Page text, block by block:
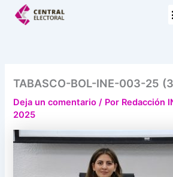
TABASCO-BOL-INE-003-25
Deja un comentario / Por Redacción
2025